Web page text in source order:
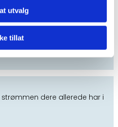
utvalg
tillat
alle – uten ekstra
dere allerede har i